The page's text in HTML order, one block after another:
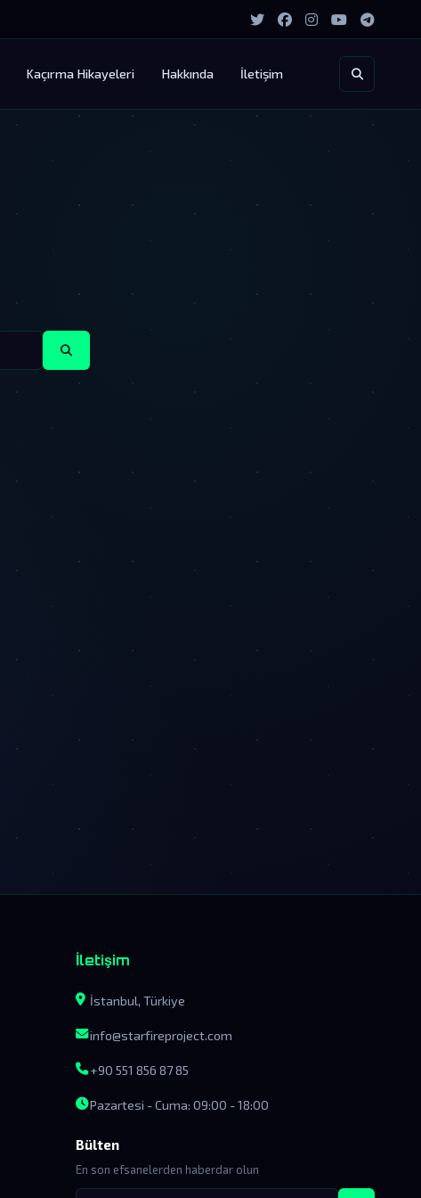
Kaçırma Hikayeleri Hakkında İletişim
İletişim
İstanbul, Türkiye
info@starfireproject.com
+90 551 856 87 85
Pazartesi - Cuma: 09:00 - 18:00
Bülten
En son efsanelerden haberdar olun